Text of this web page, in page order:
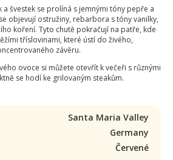
a švestek se prolíná s jemnými tóny pepře a
objevují ostružiny, rebarbora s tóny vanilky,
koření. Tyto chutě pokračují na patře, kde
tříslovinami, které ústí do živého,
závěru.
ovoce si můžete otevřít k večeři s různými
se hodí ke grilovaným steakům.
Santa Maria Valley
Germany
Červené